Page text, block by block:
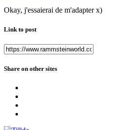
Okay, j'essaierai de m'adapter x)
Link to post
Share on other sites